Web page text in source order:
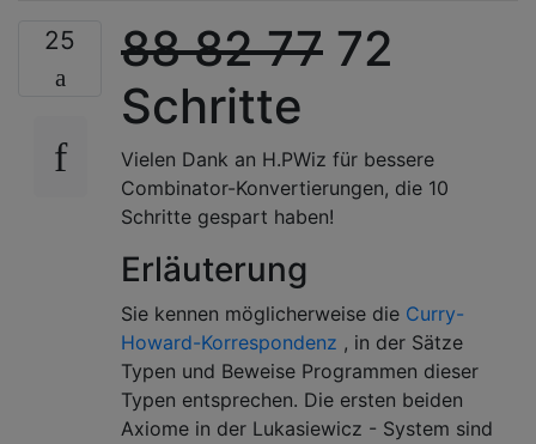
25 888277 72
Schritte
Vielen Dank an H.PWiz für bessere
Combinator-Konvertierungen, die 10
Schritte gespart haben!
Erläuterung
Sie kennen möglicherweise die Curry-
Howard-Korrespondenz , in der Sätze
Typen und Beweise Programmen dieser
Typen entsprechen. Die ersten beiden
Axiome in der Lukasiewicz - System sind